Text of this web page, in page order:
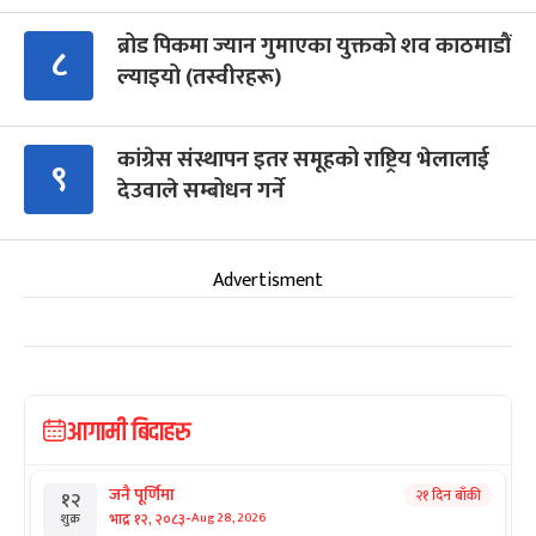
८
ब्रोड पिकमा ज्यान गुमाएका युक्तको शव काठमाडौं
ल्याइयो (तस्वीरहरू)
९
कांग्रेस संस्थापन इतर समूहको राष्ट्रिय भेलालाई
देउवाले सम्बोधन गर्ने
Advertisment
आगामी बिदाहरु
१२
शुक्र
जनै पूर्णिमा
भाद्र १२, २०८३-Aug 28, 2026
२१ दिन बाँकी